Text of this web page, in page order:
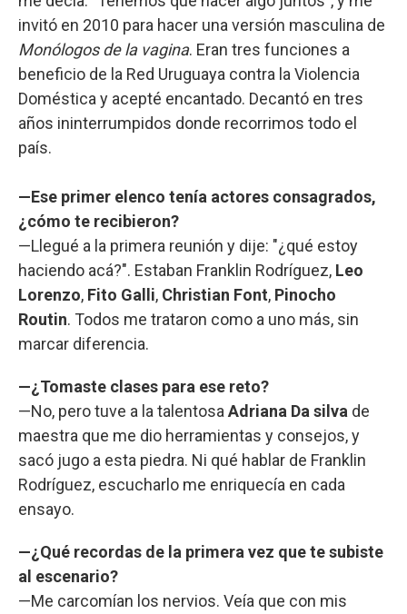
invitó en 2010 para hacer una versión masculina de
Monólogos de la vagina. Eran tres funciones a
beneficio de la Red Uruguaya contra la Violencia
Doméstica y acepté encantado. Decantó en tres
años ininterrumpidos donde recorrimos todo el
país.
—Ese primer elenco tenía actores consagrados,
¿cómo te recibieron?
—Llegué a la primera reunión y dije: "¿qué estoy
haciendo acá?". Estaban Franklin Rodríguez, Leo
Lorenzo, Fito Galli, Christian Font, Pinocho
Routin. Todos me trataron como a uno más, sin
marcar diferencia.
—¿Tomaste clases para ese reto?
—No, pero tuve a la talentosa Adriana Da silva de
maestra que me dio herramientas y consejos, y
sacó jugo a esta piedra. Ni qué hablar de Franklin
Rodríguez, escucharlo me enriquecía en cada
ensayo.
—¿Qué recordas de la primera vez que te subiste
al escenario?
—Me carcomían los nervios. Veía que con mis